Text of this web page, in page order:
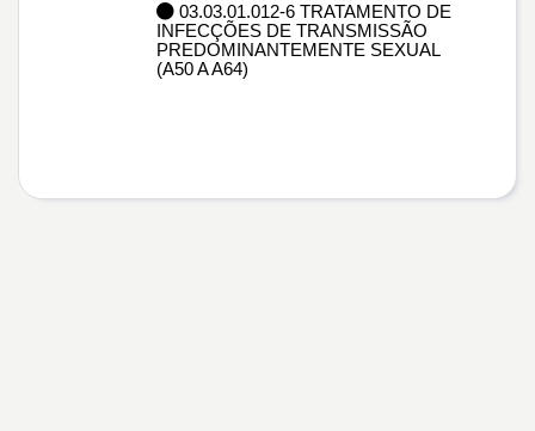
03.03.01.012-6 TRATAMENTO DE
INFECÇÕES DE TRANSMISSÃO
PREDOMINANTEMENTE SEXUAL
(A50 A A64)